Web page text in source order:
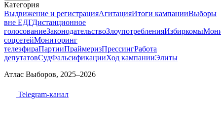
Категория
Выдвижение и регистрацияАгитацияИтоги кампанииВыборы
вне ЕДГДистанционное
голосованиеЗаконодательствоЗлоупотребленияИзбиркомы
соцсетейМониторинг
телеэфираПартииПраймеризПрессингРабота
депутатовСудФальсификацииХод кампанииЭлиты
Атлас Выборов, 2025–2026
Telegram-канал